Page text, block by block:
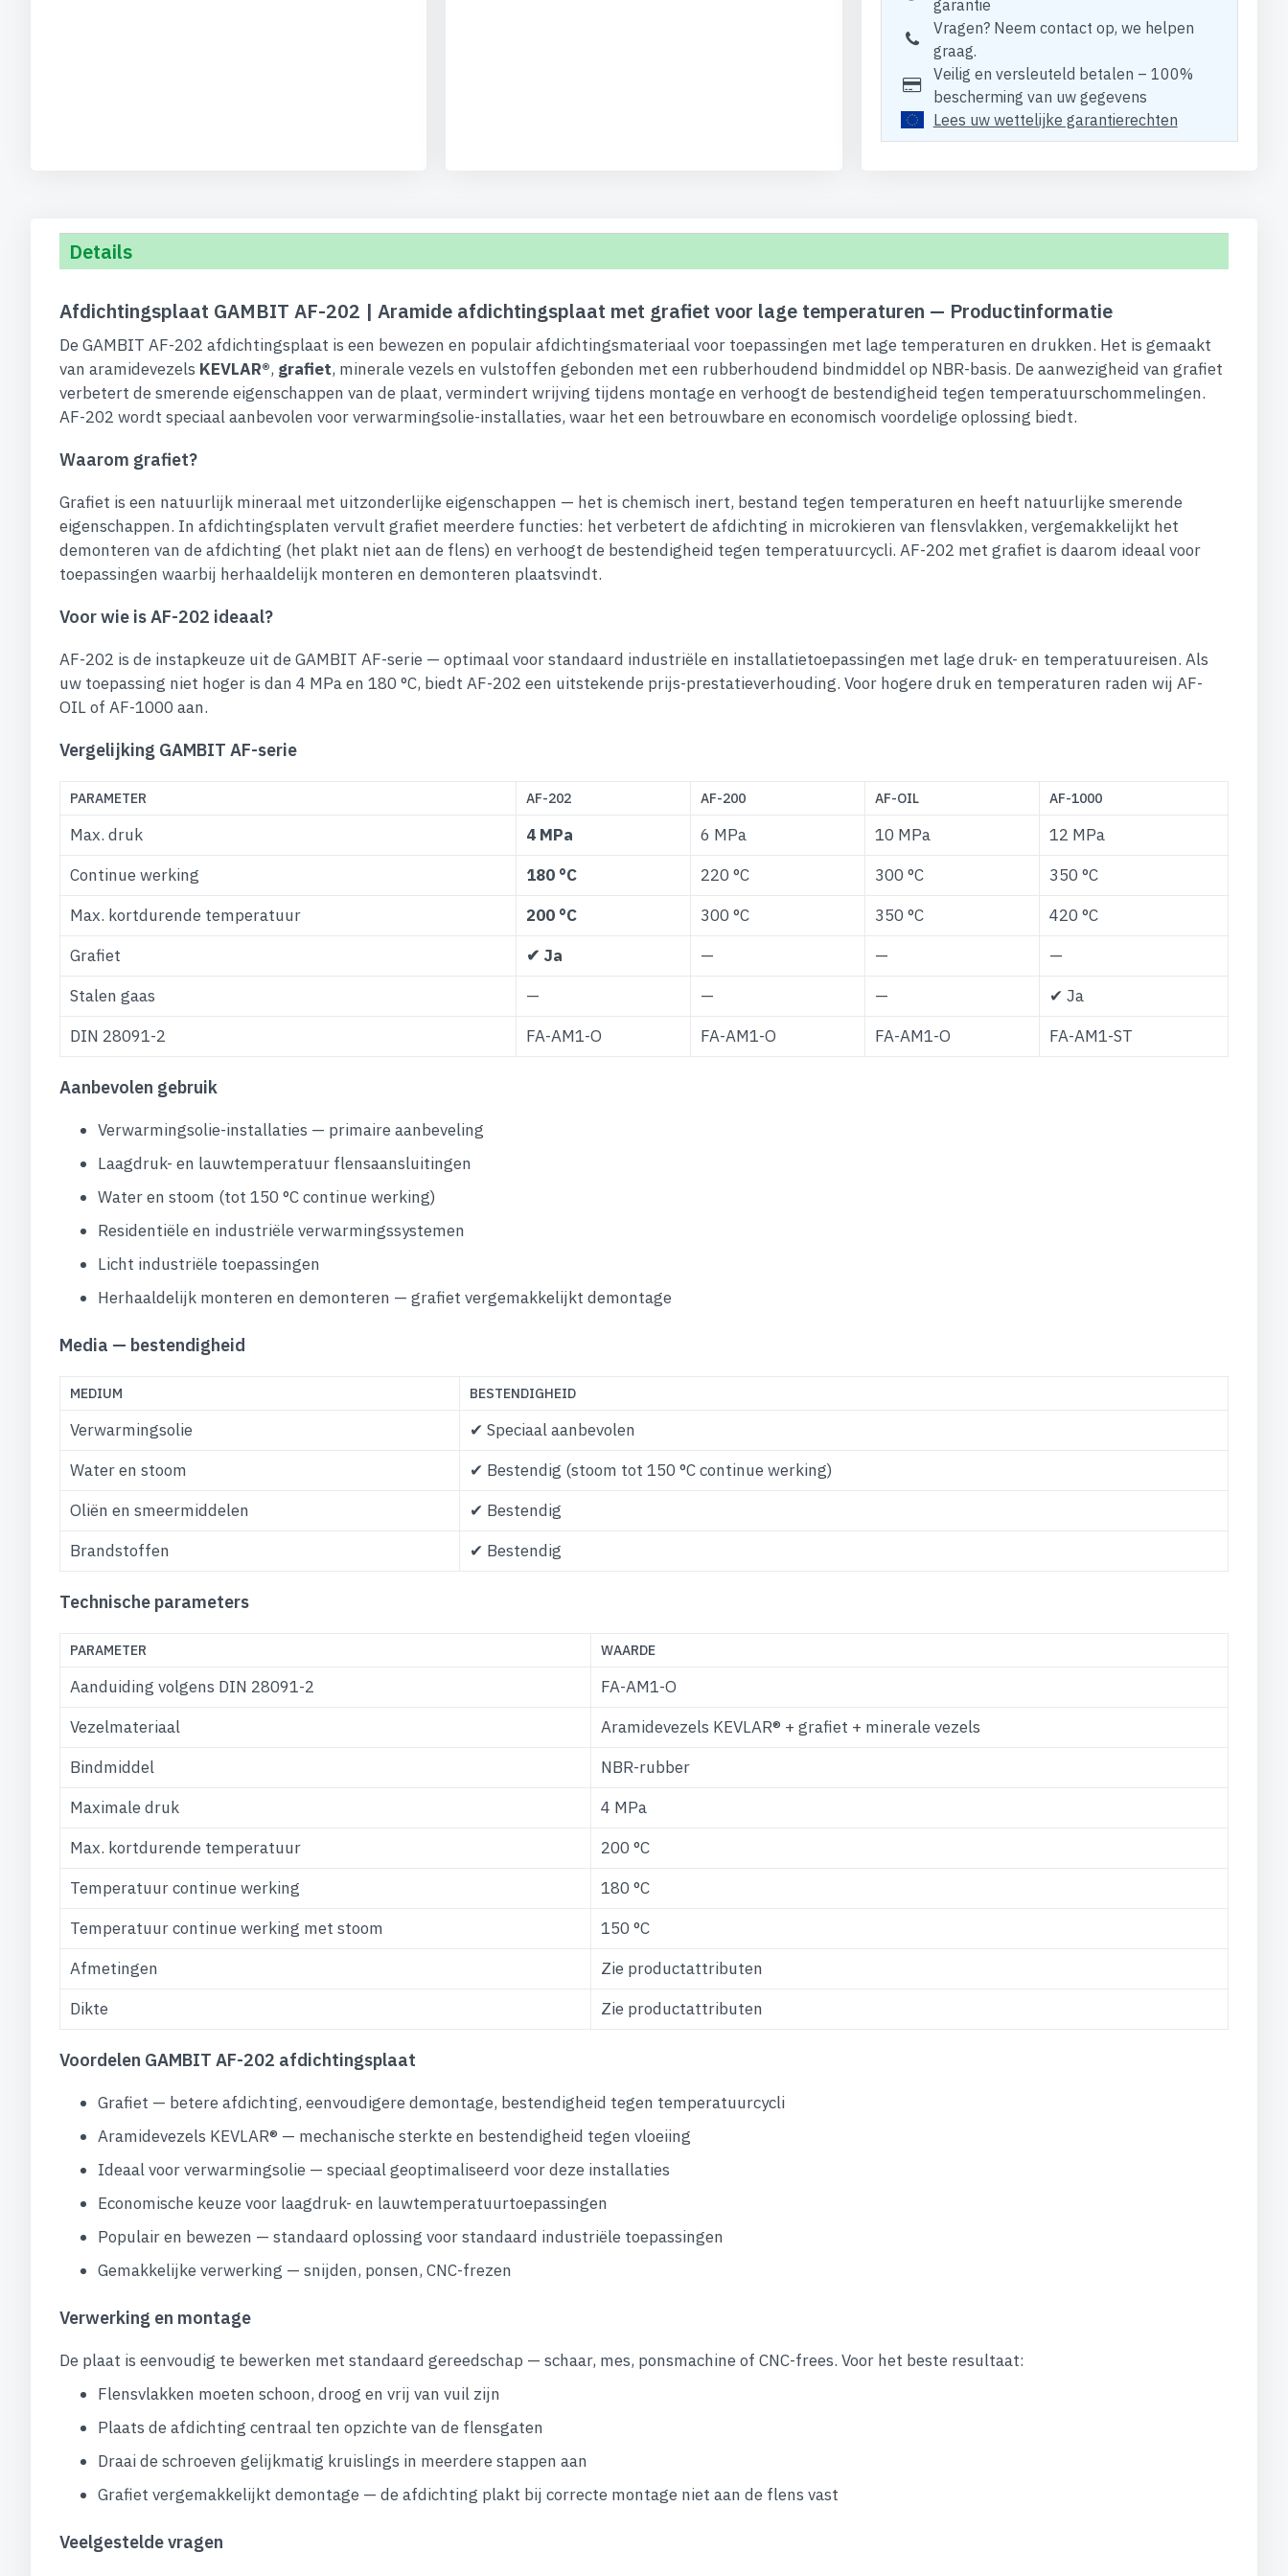
garantie
Vragen? Neem contact op, we helpen
graag.
Veilig en versleuteld betalen – 100%
bescherming van uw gegevens
Lees uw wettelijke garantierechten
Details
Afdichtingsplaat GAMBIT AF-202 | Aramide afdichtingsplaat met grafiet voor lage temperaturen — Productinformatie
De GAMBIT AF-202 afdichtingsplaat is een bewezen en populair afdichtingsmateriaal voor toepassingen met lage temperaturen en drukken. Het is gemaakt
van aramidevezels KEVLAR®, grafiet, minerale vezels en vulstoffen gebonden met een rubberhoudend bindmiddel op NBR-basis. De aanwezigheid van grafiet
verbetert de smerende eigenschappen van de plaat, vermindert wrijving tijdens montage en verhoogt de bestendigheid tegen temperatuurschommelingen.
AF-202 wordt speciaal aanbevolen voor verwarmingsolie-installaties, waar het een betrouwbare en economisch voordelige oplossing biedt.
Waarom grafiet?
Grafiet is een natuurlijk mineraal met uitzonderlijke eigenschappen — het is chemisch inert, bestand tegen temperaturen en heeft natuurlijke smerende
eigenschappen. In afdichtingsplaten vervult grafiet meerdere functies: het verbetert de afdichting in microkieren van flensvlakken, vergemakkelijkt het
demonteren van de afdichting (het plakt niet aan de flens) en verhoogt de bestendigheid tegen temperatuurcycli. AF-202 met grafiet is daarom ideaal voor
toepassingen waarbij herhaaldelijk monteren en demonteren plaatsvindt.
Voor wie is AF-202 ideaal?
AF-202 is de instapkeuze uit de GAMBIT AF-serie — optimaal voor standaard industriële en installatietoepassingen met lage druk- en temperatuureisen. Als
uw toepassing niet hoger is dan 4 MPa en 180 °C, biedt AF-202 een uitstekende prijs-prestatieverhouding. Voor hogere druk en temperaturen raden wij AF-
OIL of AF-1000 aan.
Vergelijking GAMBIT AF-serie
PARAMETER AF-202 AF-200 AF-OIL AF-1000
Max. druk 4 MPa 6 MPa 10 MPa
12 MPa
Continue werking
180 °C 220 °C 300 °C
350 °C
Max. kortdurende temperatuur
200 °C 300 °C 350 °C
420 °C
Grafiet
✔ Ja — —
—
Stalen gaas
— — —
✔ Ja
DIN 28091-2
FA-AM1-O FA-AM1-O FA-AM1-O FA-AM1-ST
Aanbevolen gebruik
Verwarmingsolie-installaties — primaire aanbeveling
Laagdruk- en lauwtemperatuur flensaansluitingen
Water en stoom (tot 150 °C continue werking)
Residentiële en industriële verwarmingssystemen
Licht industriële toepassingen
Herhaaldelijk monteren en demonteren — grafiet vergemakkelijkt demontage
Media — bestendigheid
MEDIUM BESTENDIGHEID
Verwarmingsolie
✔ Speciaal aanbevolen
Water en stoom
✔ Bestendig (stoom tot 150 °C continue werking)
Oliën en smeermiddelen
✔ Bestendig
Brandstoffen
✔ Bestendig
Technische parameters
PARAMETER WAARDE
Aanduiding volgens DIN 28091-2
FA-AM1-O
Vezelmateriaal
Aramidevezels KEVLAR® + grafiet + minerale vezels
Bindmiddel
NBR-rubber
Maximale druk
4 MPa
Max. kortdurende temperatuur
200 °C
Temperatuur continue werking
180 °C
Temperatuur continue werking met stoom
150 °C
Afmetingen
Zie productattributen
Dikte
Zie productattributen
Voordelen GAMBIT AF-202 afdichtingsplaat
Grafiet — betere afdichting, eenvoudigere demontage, bestendigheid tegen temperatuurcycli
Aramidevezels KEVLAR® — mechanische sterkte en bestendigheid tegen vloeiing
Ideaal voor verwarmingsolie — speciaal geoptimaliseerd voor deze installaties
Economische keuze voor laagdruk- en lauwtemperatuurtoepassingen
Populair en bewezen — standaard oplossing voor standaard industriële toepassingen
Gemakkelijke verwerking — snijden, ponsen, CNC-frezen
Verwerking en montage
De plaat is eenvoudig te bewerken met standaard gereedschap — schaar, mes, ponsmachine of CNC-frees. Voor het beste resultaat:
Flensvlakken moeten schoon, droog en vrij van vuil zijn
Plaats de afdichting centraal ten opzichte van de flensgaten
Draai de schroeven gelijkmatig kruislings in meerdere stappen aan
Grafiet vergemakkelijkt demontage — de afdichting plakt bij correcte montage niet aan de flens vast
Veelgestelde vragen